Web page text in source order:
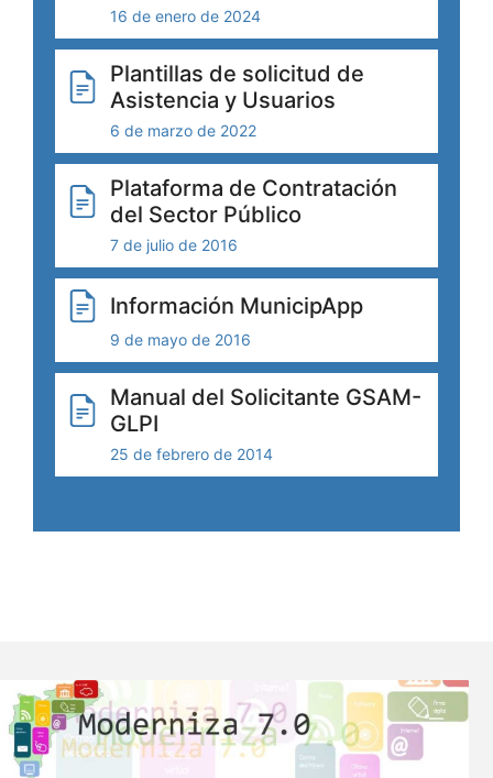
16 de enero de 2024
Plantillas de solicitud de
Asistencia y Usuarios
6 de marzo de 2022
Plataforma de Contratación
del Sector Público
7 de julio de 2016
Información MunicipApp
9 de mayo de 2016
Manual del Solicitante GSAM-
GLPI
25 de febrero de 2014